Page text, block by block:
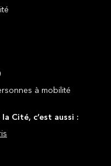
à mobilité
Cité, c’est aussi :
Crypte
: Crypte